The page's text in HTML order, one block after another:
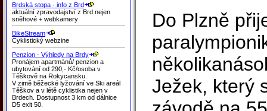
Brdská stopa - info z Brd
aktuální zpravodajství z Brd nejen
sněhové + webkamery
BikeStream
Cyklistický webzine
Penzion - Výhledy na Brdy
Pronájem apartmánů/ penzion a
ubytování od 290,- Kč/osoba v
Těškově na Rokycansku.
V zimě běžecké lyžování ve Ski areál
Těškov a v létě cyklistika nejen v
Brdech. Dostupnost 3 km od dálnice
D5 exit 50.
Do Plzně
Ježek, který